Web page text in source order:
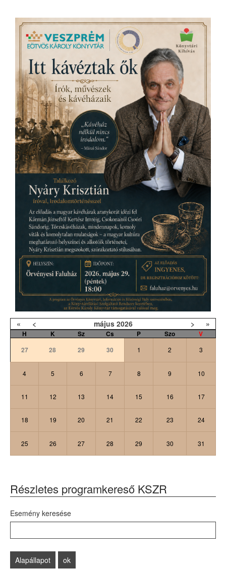
« < május 2026 > »
H K Sz Cs P Szo
V
27
28 29 30 1 2 3
4 5 6 7 8 9 10
11 12 13 14 15 16 17
18 19 20 21 22 23 24
25 26 27 28 29 30 31
Részletes programkereső KSZR
Esemény keresése